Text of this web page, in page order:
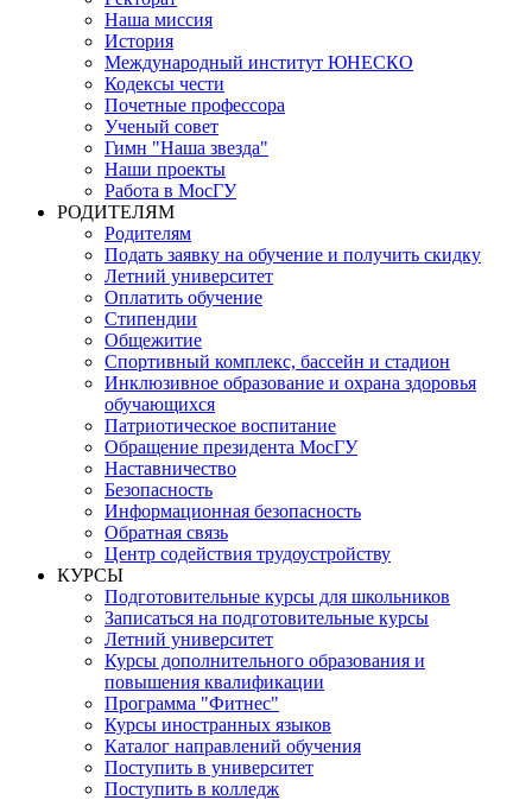
Наша миссия
История
Международный институт ЮНЕСКО
Кодексы чести
Почетные профессора
Ученый совет
Гимн "Наша звезда"
Наши проекты
Работа в МосГУ
РОДИТЕЛЯМ
Родителям
Подать заявку на обучение и получить скидку
Летний университет
Оплатить обучение
Стипендии
Общежитие
Спортивный комплекс, бассейн и стадион
Инклюзивное образование и охрана здоровья
обучающихся
Патриотическое воспитание
Обращение президента МосГУ
Наставничество
Безопасность
Информационная безопасность
Обратная связь
Центр содействия трудоустройству
КУРСЫ
Подготовительные курсы для школьников
Записаться на подготовительные курсы
Летний университет
Курсы дополнительного образования и
повышения квалификации
Программа "Фитнес"
Курсы иностранных языков
Каталог направлений обучения
Поступить в университет
Поступить в колледж